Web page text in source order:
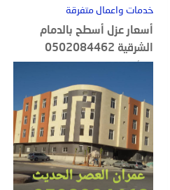
خدمات واعمال متفرقة
أسعار عزل أسطح بالدمام
الشرقية 0502084462